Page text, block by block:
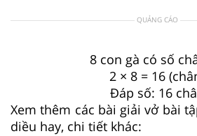
QUẢNG CÁO
8 con gà có số
2 × 8 = 16
Đáp số: 16
Xem thêm các bài giải vở bài
diều hay, chi tiết khác: